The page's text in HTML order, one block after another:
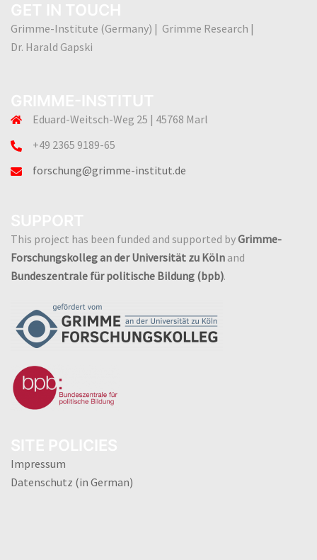
Grimme-Institute (Germany) | Grimme Research |
Dr. Harald Gapski
Eduard-Weitsch-Weg 25 | 45768 Marl
+49 2365 9189-65
forschung@grimme-institut.de
This project has been funded and supported byGrimme-
Forschungskolleg an der Universität zu Köln and
Bundeszentrale für politische Bildung (bpb).
Impressum
Datenschutz (in German)